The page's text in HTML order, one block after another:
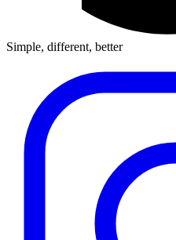
Simple, different, better